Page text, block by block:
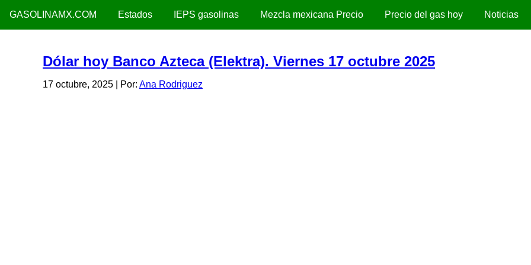
GASOLINAMX.COM Estados IEPS gasolinas Mezcla mexicana Precio Precio del gas hoy Noticias
Dólar hoy Banco Azteca (Elektra). Viernes 17 octubre 2025
17 octubre, 2025 | Por: Ana Rodriguez